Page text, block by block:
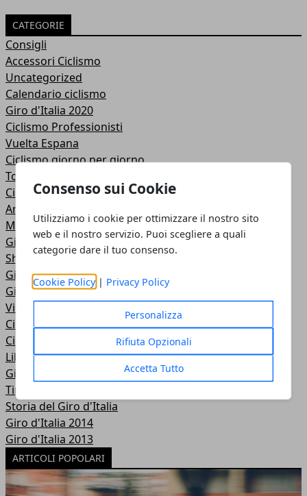
Consenso sui Cookie
Utilizziamo i cookie per ottimizzare il nostro sito
web e il nostro servizio. Puoi scegliere a quali
categorie dare il tuo consenso.
Cookie Policy | Privacy Policy
Personalizza
Rifiuta Opzionali
Accetta Tutto
CATEGORIE
Consigli
Accessori Ciclismo
Uncategorized
Calendario ciclismo
Giro d'Italia 2020
Ciclismo Professionisti
Vuelta Espana
Ciclismo giorno per giorno
Tour de France
Ciclismo Giovanile
Anteprime del ciclismo
Mondiali ciclismo
Giro d'Italia 2018
Shop
Giro d'Italia 2017
Giro d'Italia 2016
Video
Ciclismo secondo noi
Ciclismo donne
Libri di ciclismo
Giro d'Italia 2015
Tirreno Adriatico
Storia del Giro d'Italia
Giro d'Italia 2014
Giro d'Italia 2013
ARTICOLI POPOLARI